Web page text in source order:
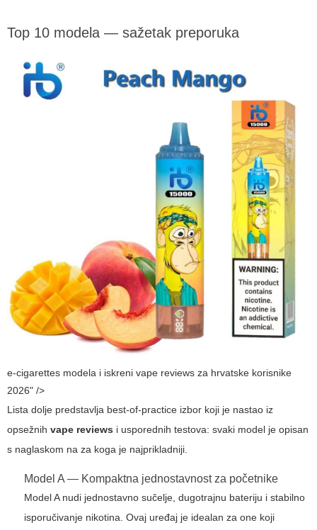
Top 10 modela — sažetak preporuka
e-cigarettes modela i iskreni vape reviews za hrvatske korisnike
2026" />
Lista dolje predstavlja best-of-practice izbor koji je nastao iz
opsežnih vape reviews i usporednih testova: svaki model je opisan
s naglaskom na za koga je najprikladniji.
Model A — Kompaktna jednostavnost za početnike
Model A nudi jednostavno sučelje, dugotrajnu bateriju i stabilno
isporučivanje nikotina. Ovaj uređaj je idealan za one koji